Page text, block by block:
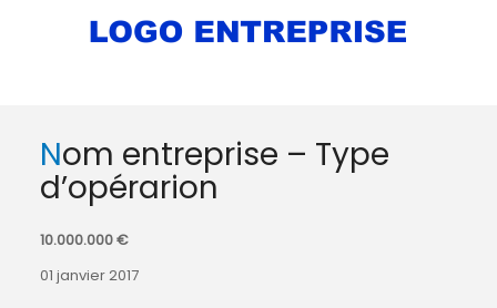
Nom entreprise – Type
d’opérarion
10.000.000 €
01 janvier 2017